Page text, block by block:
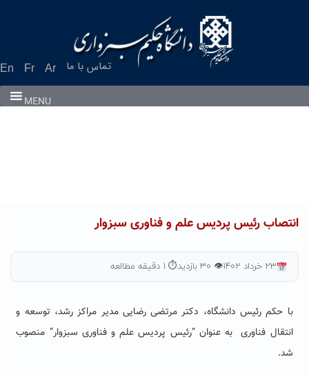
En Fr Ar تماس با ما
MENU
انتصاب رئیس پردیس علم و فناوری سبزوار
۲۳ خرداد ۱۴۰۲ 👁 ۳۰ بازدید ⏱ ۱ دقیقه مطالعه
با حکم رئیس دانشگاه، دکتر مرتضی رضایی مدیر مراکز رشد، توسعه و
انتقال فناوری به عنوان “رئیس پردیس علم و فناوری سبزوار” منصوب
شد.